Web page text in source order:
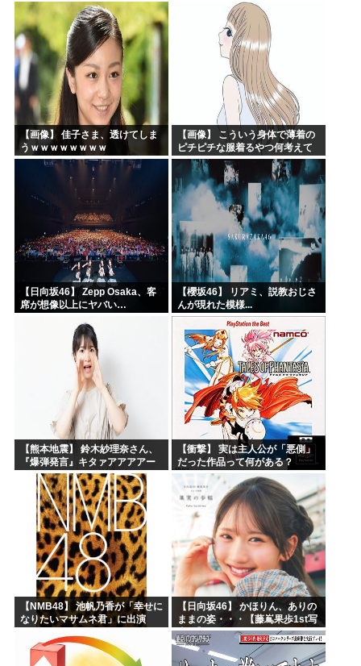
の収穫始まる。「米農家が生活
【画像】 佳子さま、透けてしま
うｗｗｗｗｗｗｗｗ
【画像】 こういう身体で薄着の
ピチピチな服着るやつ何考えて
るんだよ
【日向坂46】 Zepp Osaka、客
席が想像以上にヤバい…
【櫻坂46】 リアミ、説教おじさ
んが現れた模様...
【熊本地震】 鈴木紗理奈さん、
『爆弾発言』キタァアアアアー
ーーーーー！！
【衝撃】 実は主人公が「悪側」
だった作品って何がある？
【NMB48】 池帆乃香が「幸せに
なりたいマサムネ君」に出演
【日向坂46】 かほりん、ありの
ままの姿・・・【藤嶌果歩1st写
真集】